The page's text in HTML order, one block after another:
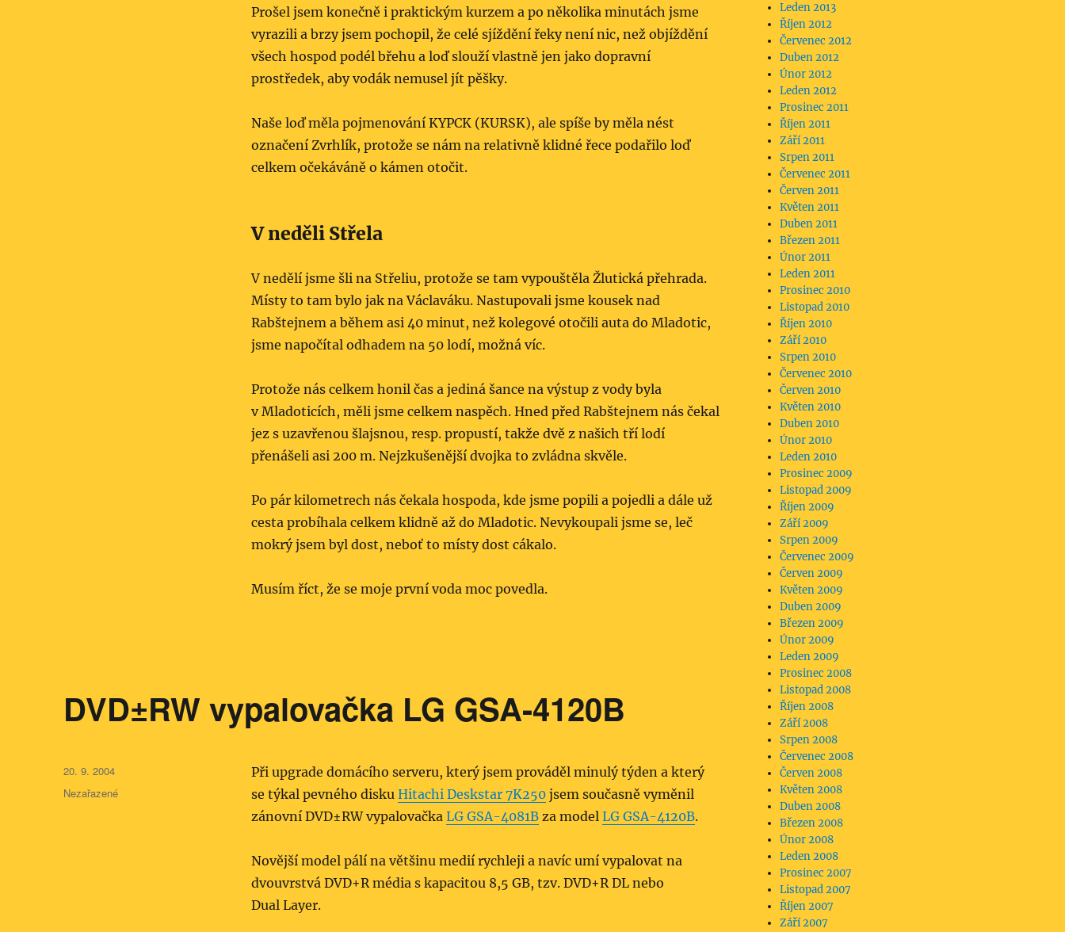
Prošel jsem konečně i praktickým kurzem a po několika minutách jsme
vyrazili a brzy jsem pochopil, že celé sjíždění řeky není nic, než objíždění
všech hospod podél břehu a loď slouží vlastně jen jako dopravní
prostředek, aby vodák nemusel jít pěšky.
Naše loď měla pojmenování KYPCK (KURSK), ale spíše by měla nést
označení Zvrhlík, protože se nám na relativně klidné řece podařilo loď
celkem očekáváně o kámen otočit.
V neděli Střela
V nedělí jsme šli na Střeliu, protože se tam vypouštěla Žlutická přehrada.
Místy to tam bylo jak na Václaváku. Nastupovali jsme kousek nad
Rabštejnem a během asi 40 minut, než kolegové otočili auta do Mladotic,
jsme napočítal odhadem na 50 lodí, možná víc.
Protože nás celkem honil čas a jediná šance na výstup z vody byla
v Mladoticích, měli jsme celkem naspěch. Hned před Rabštejnem nás čekal
jez s uzavřenou šlajsnou, resp. propustí, takže dvě z našich tří lodí
přenášeli asi 200 m. Nejzkušenější dvojka to zvládna skvěle.
Po pár kilometrech nás čekala hospoda, kde jsme popili a pojedli a dále už
cesta probíhala celkem klidně až do Mladotic. Nevykoupali jsme se, leč
mokrý jsem byl dost, neboť to místy dost cákalo.
Musím říct, že se moje první voda moc povedla.
DVD±RW vypalovačka LG GSA-4120B
Při upgrade domácího serveru, který jsem prováděl minulý týden a který
se týkal pevného disku Hitachi Deskstar 7K250jsem současně vyměnil
zánovní DVD±RW vypalovačka LG GSA-4081Bza model LG GSA-4120B.
Novější model pálí na většinu medií rychleji a navíc umí vypalovat na
dvouvrstvá DVD+R média s kapacitou 8,5 GB, tzv. DVD+R DL nebo
Dual Layer.
Publikováno:
20. 9. 2004
Rubriky:
Nezařazené
Leden 2013
Říjen 2012
Červenec 2012
Duben 2012
Únor 2012
Leden 2012
Prosinec 2011
Říjen 2011
Září 2011
Srpen 2011
Červenec 2011
Červen 2011
Květen 2011
Duben 2011
Březen 2011
Únor 2011
Leden 2011
Prosinec 2010
Listopad 2010
Říjen 2010
Září 2010
Srpen 2010
Červenec 2010
Červen 2010
Květen 2010
Duben 2010
Únor 2010
Leden 2010
Prosinec 2009
Listopad 2009
Říjen 2009
Září 2009
Srpen 2009
Červenec 2009
Červen 2009
Květen 2009
Duben 2009
Březen 2009
Únor 2009
Leden 2009
Prosinec 2008
Listopad 2008
Říjen 2008
Září 2008
Srpen 2008
Červenec 2008
Červen 2008
Květen 2008
Duben 2008
Březen 2008
Únor 2008
Leden 2008
Prosinec 2007
Listopad 2007
Říjen 2007
Září 2007